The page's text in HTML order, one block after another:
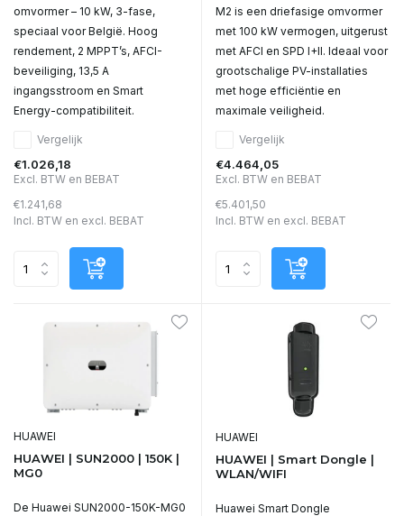
omvormer – 10 kW, 3-fase,
speciaal voor België. Hoog
rendement, 2 MPPT’s, AFCI-
beveiliging, 13,5 A
ingangsstroom en Smart
Energy-compatibiliteit.
Vergelijk
€1.026,18
Excl. BTW en BEBAT
€1.241,68
Incl. BTW en excl. BEBAT
M2 is een driefasige omvormer
met 100 kW vermogen, uitgerust
met AFCI en SPD I+II. Ideaal voor
grootschalige PV-installaties
met hoge efficiëntie en
maximale veiligheid.
Vergelijk
€4.464,05
Excl. BTW en BEBAT
€5.401,50
Incl. BTW en excl. BEBAT
HUAWEI
HUAWEI | SUN2000 | 150K |
MG0
De Huawei SUN2000-150K-MG0
HUAWEI
HUAWEI | Smart Dongle |
WLAN/WIFI
Huawei Smart Dongle